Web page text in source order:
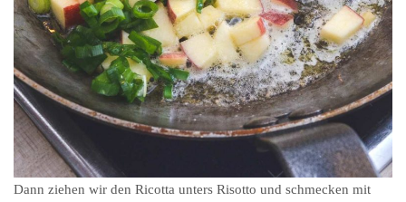
Dann ziehen wir den Ricotta unters Risotto und schmecken mit